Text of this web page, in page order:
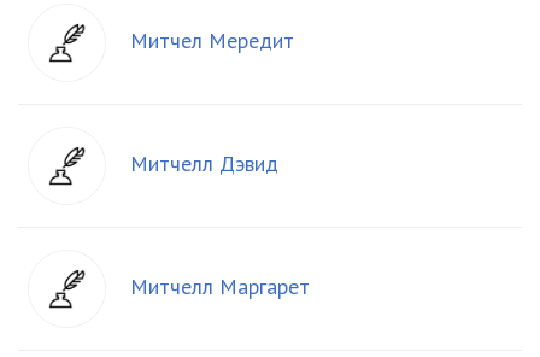
Митчел Мередит
Митчелл Дэвид
Митчелл Маргарет